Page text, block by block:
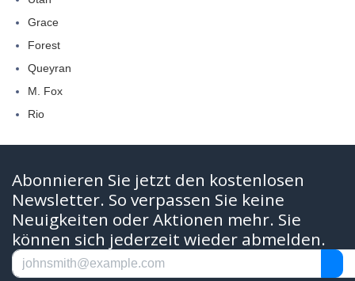
Grace
Forest
Queyran
M. Fox
Rio
Abonnieren Sie jetzt den kostenlosen
Newsletter. So verpassen Sie keine
Neuigkeiten oder Aktionen mehr. Sie
können sich jederzeit wieder abmelden.